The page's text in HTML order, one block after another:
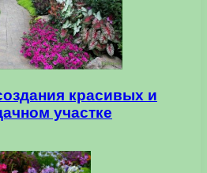
красивых и
участке